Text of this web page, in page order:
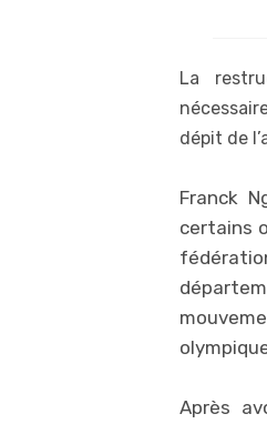
La
dépit de
Franck
certains
Après